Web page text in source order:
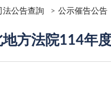
法公告查詢 公示催告公告
方法院114年